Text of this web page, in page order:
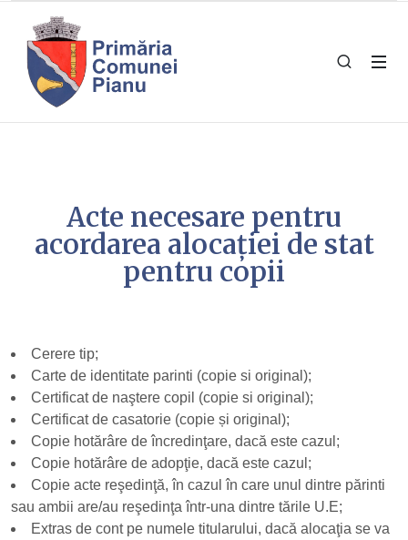
Acte necesare pentru
acordarea alocației de stat
pentru copii
Cerere tip;
Carte de identitate parinti (copie si original);
Certificat de naştere copil (copie si original);
Certificat de casatorie (copie și original);
Copie hotărâre de încredinţare, dacă este cazul;
Copie hotărâre de adopţie, dacă este cazul;
Copie acte reşedinţă, în cazul în care unul dintre părinti
sau ambii are/au reşedinţa într-una dintre tările U.E;
Extras de cont pe numele titularului, dacă alocaţia se va